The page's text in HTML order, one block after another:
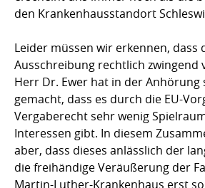
den Krankenhausstandort
Leider müssen wir erkennen, dass
Ausschreibung rechtlich zwingend
Herr Dr. Ewer hat in der Anhörung
gemacht, dass es durch die EU-
Vergaberecht sehr wenig
Interessen gibt. In diesem
aber, dass dieses anlässlich der
die freihändige Veräußerung der
Martin-Luther-Krankenhaus erst